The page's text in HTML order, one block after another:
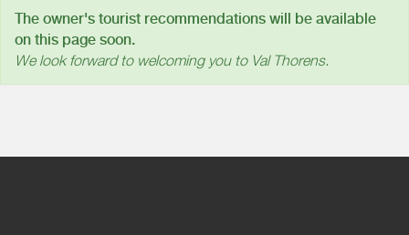
Jeremy Petras, +33(0)478646869 / +33(0)670575948,
manager@hotel-lyon-vaise.fr
www.holidayinn.com
The owner's tourist recommendations will be available
on this page soon.
We look forward to welcoming you to Val Thorens.